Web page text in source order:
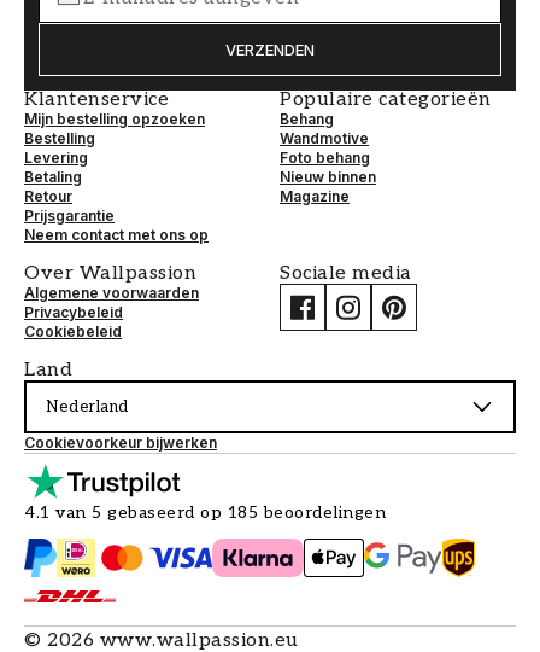
VERZENDEN
Klantenservice
Mijn bestelling opzoeken
Bestelling
Levering
Betaling
Retour
Prijsgarantie
Neem contact met ons op
Populaire categorieën
Behang
Wandmotive
Foto behang
Nieuw binnen
Magazine
Over Wallpassion
Algemene voorwaarden
Privacybeleid
Cookiebeleid
Sociale media
Land
Nederland
Cookievoorkeur bijwerken
4.1 van 5 gebaseerd op 185 beoordelingen
© 2026 www.wallpassion.eu